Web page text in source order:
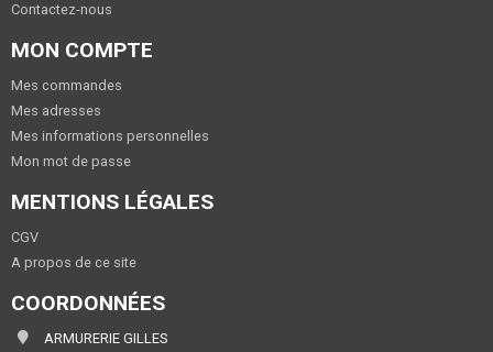
Contactez-nous
MON COMPTE
Mes commandes
Mes adresses
Mes informations personnelles
Mon mot de passe
MENTIONS LÉGALES
CGV
A propos de ce site
COORDONNÉES
ARMURERIE GILLES